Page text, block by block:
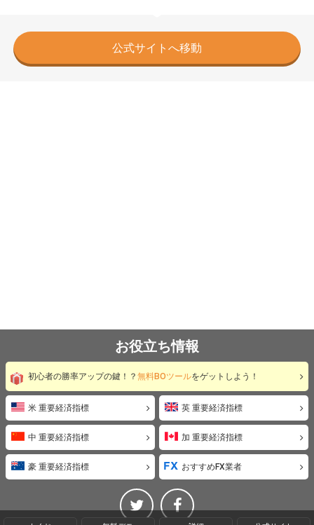
公式サイトへ移動
お役立ち情報
初心者の勝率アップの鍵！？ 無料BOツールをゲットしよう！
米 重要経済指標 英 重要経済指標
中 重要経済指標 加 重要経済指標
豪 重要経済指標 おすすめFX業者